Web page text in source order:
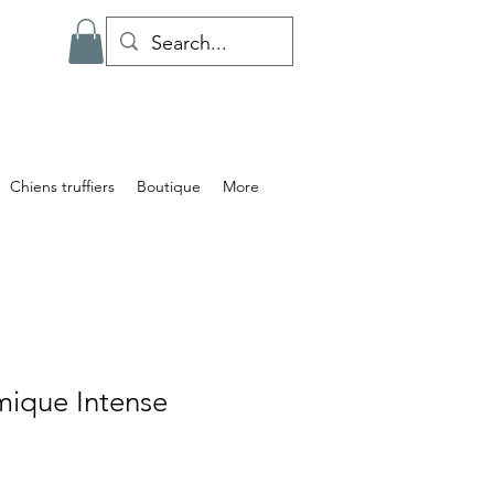
Chiens truffiers Boutique More
Intense